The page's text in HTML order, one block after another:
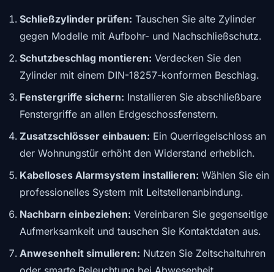
Schließzylinder prüfen: Tauschen Sie alte Zylinder
gegen Modelle mit Aufbohr- und Nachschließschutz.
Schutzbeschlag montieren: Verdecken Sie den
Zylinder mit einem DIN-18257-konformen Beschlag.
Fenstergriffe sichern: Installieren Sie abschließbare
Fenstergriffe an allen Erdgeschossfenstern.
Zusatzschlösser einbauen: Ein Querriegelschloss an
der Wohnungstür erhöht den Widerstand erheblich.
Kabelloses Alarmsystem installieren: Wählen Sie ein
professionelles System mit Leitstellenanbindung.
Nachbarn einbeziehen: Vereinbaren Sie gegenseitige
Aufmerksamkeit und tauschen Sie Kontaktdaten aus.
Anwesenheit simulieren: Nutzen Sie Zeitschaltuhren